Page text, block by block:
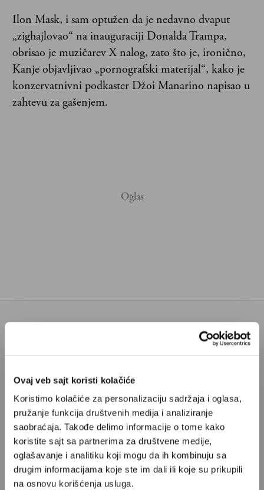
Ovaj veb sajt koristi kolačiće
Koristimo kolačiće za personalizaciju sadržaja i oglasa,
pružanje funkcija društvenih medija i analiziranje
saobraćaja. Takođe delimo informacije o tome kako
koristite sajt sa partnerima za društvene medije,
oglašavanje i analitiku koji mogu da ih kombinuju sa
drugim informacijama koje ste im dali ili koje su prikupili
na osnovu korišćenja usluga.
Ilon Mask, i sam optužen da je nedavno dvaput
„zighajlovao“ na inauguraciji Donalda Trampa,
obrisao je muzičarev X nalog, zato što je, ironično,
Kanje objavljivao „pornografski materijal“, kako je
konzervatnivni podkaster Džoi Manarino napisao u
zahtevu za gašenjem.
Poštovani, da biste nastavili sa čitanjem naših
Pretplata
Već imate nalog?Ulogujte se
Zorica Markovićje novinarka iz Beograda i saradnica